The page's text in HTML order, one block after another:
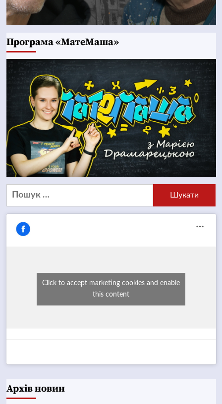
Програма «МатеМаша»
Пошук:
Click to accept marketing cookies and enable
this content
Архів новин